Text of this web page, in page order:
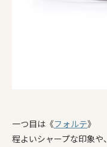
一つ目は《フォルテ》
程よいシャープな印象や、